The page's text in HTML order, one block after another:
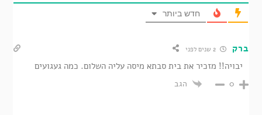
חדש ביותר
ברק
יבויה!! מזכיר את בית סבתא מיסה עליה השלום. כמה געגועים
0 הגב